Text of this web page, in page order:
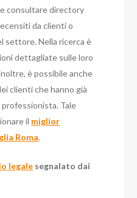
consultare directory
da clienti o
settore. Nella ricerca è
dettagliate sulle loro
è possibile anche
clienti che hanno già
Tale
il miglior
Roma.
legale segnalato dai